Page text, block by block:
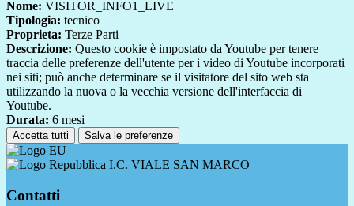
Nome: VISITOR_INFO1_LIVE
Tipologia: tecnico
Proprieta: Terze Parti
Descrizione: Questo cookie è impostato da Youtube per tenere
traccia delle preferenze dell'utente per i video di Youtube incorporati
nei siti; può anche determinare se il visitatore del sito web sta
utilizzando la nuova o la vecchia versione dell'interfaccia di
Youtube.
Durata: 6 mesi
Accetta tutti Salva le preferenze
I.C. VIALE SAN MARCO
Contatti